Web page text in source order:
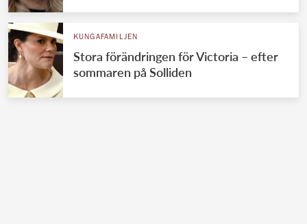
KUNGAFAMILJEN
Stora förändringen för Victoria – efter
sommaren på Solliden